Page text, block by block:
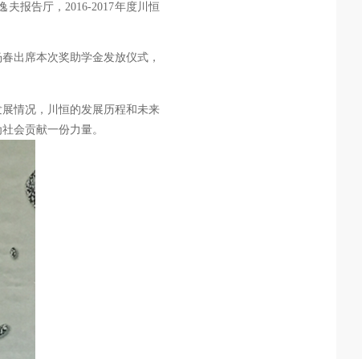
夫报告厅，2016-2017年度川恒
出席本次奖助学金发放仪式，
情况，川恒的发展历程和未来
会贡献一份力量。